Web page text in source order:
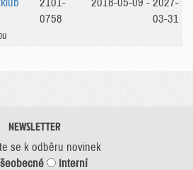
2101-
0758
2018-05-09 - 2027-
03-31
NEWSLETTER
se k odběru novinek
Interní